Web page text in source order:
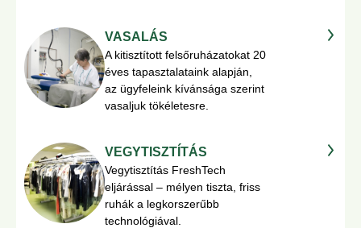
VASALÁS
A kitisztított felsőruházatokat 20
éves tapasztalataink alapján,
az ügyfeleink kívánsága szerint
vasaljuk tökéletesre.
VEGYTISZTÍTÁS
Vegytisztítás FreshTech
eljárással – mélyen tiszta, friss
ruhák a legkorszerűbb
technológiával.